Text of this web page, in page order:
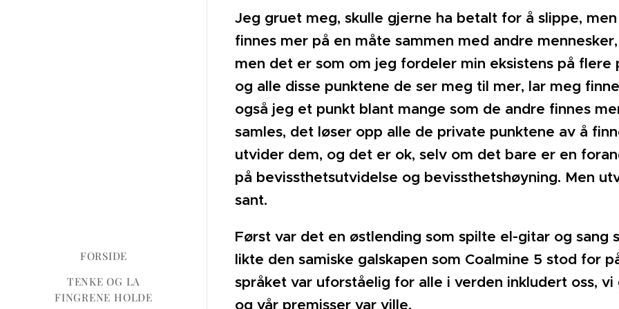
FORSIDE
TENKE OG LA
FINGRENE HOLDE
Jeg gruet meg, skulle gjerne ha betalt for å slippe,
finnes mer på en måte sammen med andre
men det er som om jeg fordeler min eksistens på
og alle disse punktene de ser meg til mer, lar meg
også jeg et punkt blant mange som de andre finnes
samles, det løser opp alle de private punktene av å
utvider dem, og det er ok, selv om det bare er en
på bevissthetsutvidelse og bevissthetshøyning. Men
sant.
Først var det en østlending som spilte el-gitar og sang
likte den samiske galskapen som Coalmine 5 stod for
språket var uforståelig for alle i verden inkludert oss,
og vår premisser var ville.